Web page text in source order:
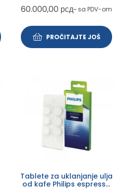
60.000,00 рсд~ sa PDV-om
PROČITAJTE JOŠ
Tablete za uklanjanje ulja
od kafe Philips espresso